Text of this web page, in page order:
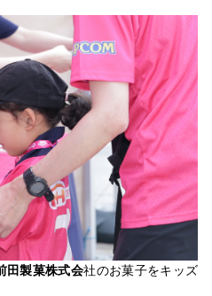
田製菓株式会社のお菓子をキッズ